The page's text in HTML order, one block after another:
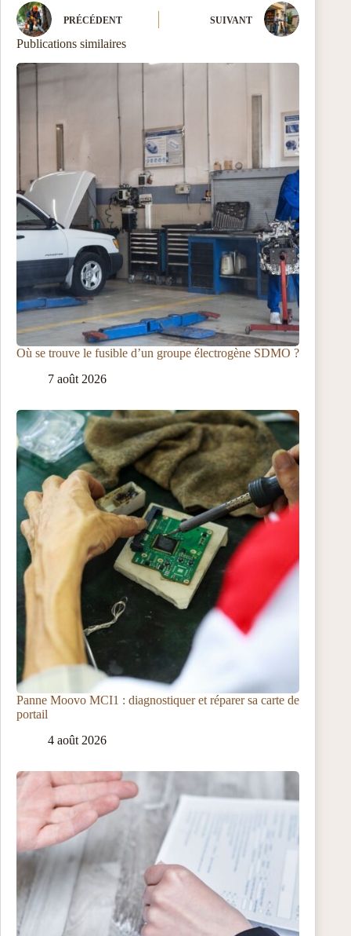
PRÉCÉDENT SUIVANT
Publications similaires
Où se trouve le fusible d’un groupe électrogène SDMO ?
7 août 2026
Panne Moovo MCI1 : diagnostiquer et réparer sa carte de
portail
4 août 2026